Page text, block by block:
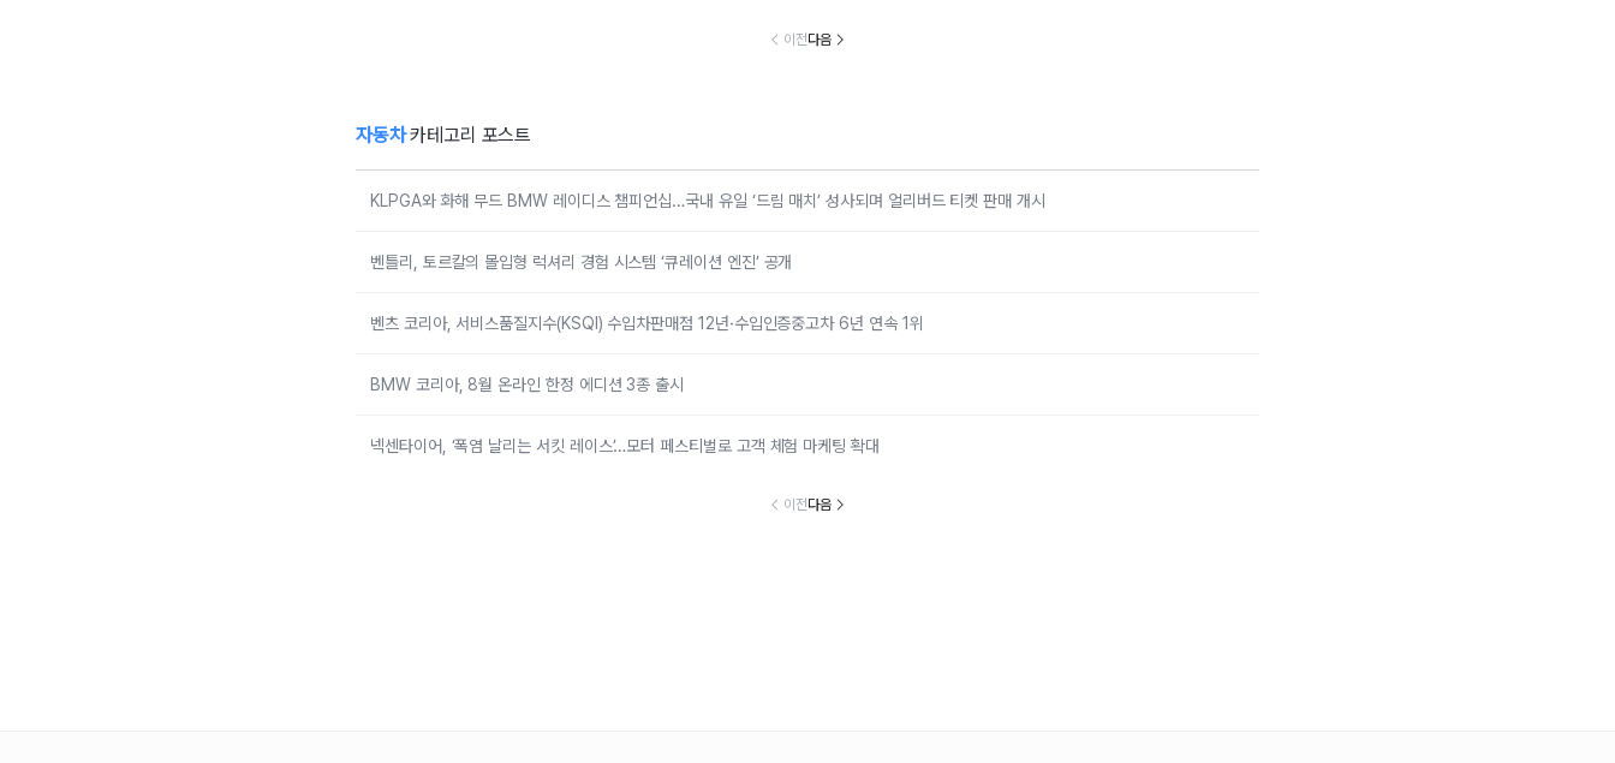
I) 수입차판매점 1
디션 3종 출시
이전다음
자동차카테고리 포스트
KLPGA와 화해 무드 BMW 레이디스 챔피언십…국내 유일 ‘드림 매치’ 성사되며 얼리버드 티켓 판매 개시
벤틀리, 토르칼의 몰입형 럭셔리 경험 시스템 ‘큐레이션 엔진’ 공개
벤츠 코리아, 서비스품질지수(KSQI) 수입차판매점 12년·수입인증중고차 6년 연속 1위
BMW 코리아, 8월 온라인 한정 에디션 3종 출시
넥센타이어, ‘폭염 날리는 서킷 레이스’…모터 페스티벌로 고객 체험 마케팅 확대
이전다음